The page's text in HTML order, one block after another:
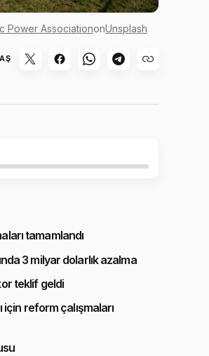
Power AssociationonUnsplash
tamamlandı
3 milyar dolarlık azalma
teklif geldi
için reform çalışmaları